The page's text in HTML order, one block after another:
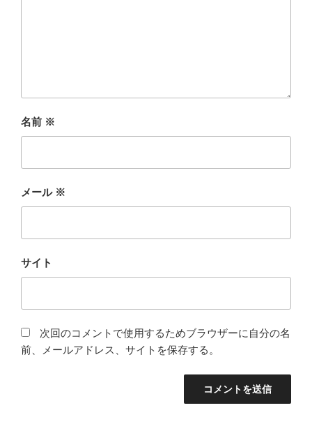
名前 ※
メール ※
サイト
次回のコメントで使用するためブラウザーに自分の名
前、メールアドレス、サイトを保存する。